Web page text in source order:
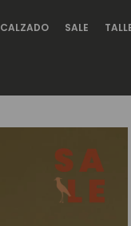
CALZADO SALE